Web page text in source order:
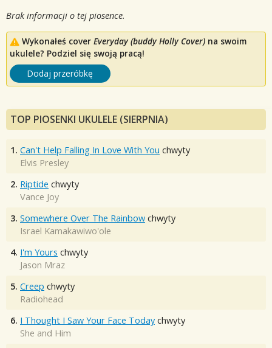
Brak informacji o tej piosence.
Wykonałeś cover Everyday (buddy Holly Cover) na swoim
ukulele? Podziel się swoją pracą!
Dodaj przeróbkę
TOP PIOSENKI UKULELE (SIERPNIA)
1. Can't Help Falling In Love With You chwyty
Elvis Presley
2. Riptide chwyty
Vance Joy
3. Somewhere Over The Rainbow chwyty
Israel Kamakawiwo'ole
4. I'm Yours chwyty
Jason Mraz
5. Creep chwyty
Radiohead
6. I Thought I Saw Your Face Today chwyty
She and Him